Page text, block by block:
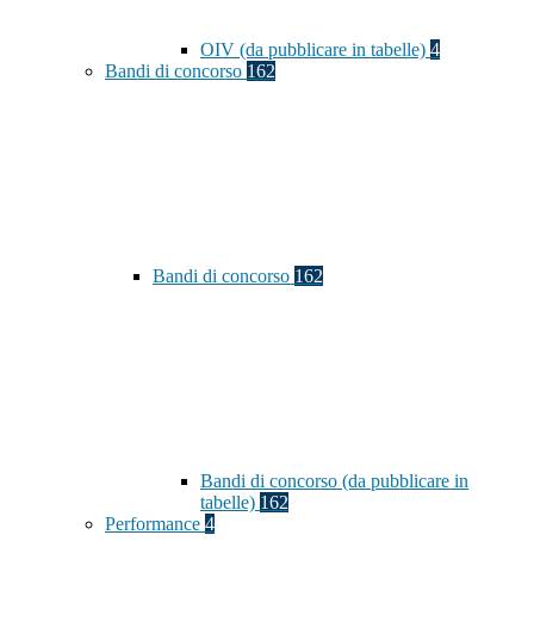
OIV (da pubblicare in tabelle) 4
Bandi di concorso 162
Bandi di concorso 162
Bandi di concorso (da pubblicare in
tabelle) 162
Performance 4